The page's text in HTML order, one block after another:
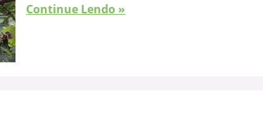
Continue Lendo »